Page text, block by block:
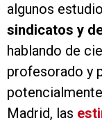
algunos
sindicatos y
hablando de
profesorado y
Madrid, las